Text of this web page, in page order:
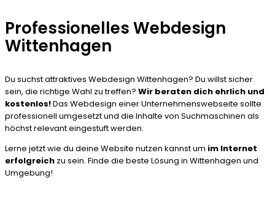
Professionelles Webdesign
Wittenhagen
Du suchst attraktives Webdesign Wittenhagen? Du willst sicher
sein, die richtige Wahl zu treffen? Wir beraten dich ehrlich und
kostenlos!Das Webdesign einer Unternehmenswebseite sollte
professionell umgesetzt und die Inhalte von Suchmaschinen als
höchst relevant eingestuft werden.
Lerne jetzt wie du deine Website nutzen kannst um im Internet
erfolgreich zu sein. Finde die beste Lösung in Wittenhagen und
Umgebung!